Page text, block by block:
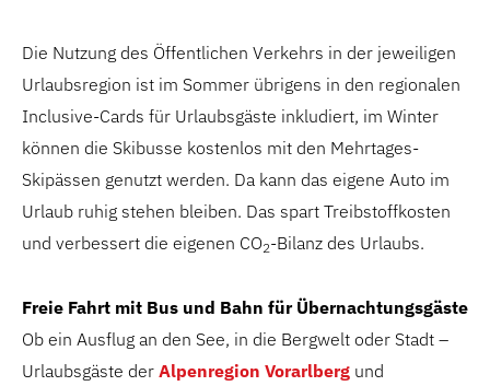
Die Nutzung des Öffentlichen Verkehrs in der jeweiligen
Urlaubsregion ist im Sommer übrigens in den regionalen
Inclusive-Cards für Urlaubsgäste inkludiert, im Winter
können die Skibusse kostenlos mit den Mehrtages-
Skipässen genutzt werden. Da kann das eigene Auto im
Urlaub ruhig stehen bleiben. Das spart Treibstoffkosten
und verbessert die eigenen CO2-Bilanz des Urlaubs.
Freie Fahrt mit Bus und Bahn für Übernachtungsgäste
Ob ein Ausflug an den See, in die Bergwelt oder Stadt –
Urlaubsgäste der Alpenregion Vorarlberg und